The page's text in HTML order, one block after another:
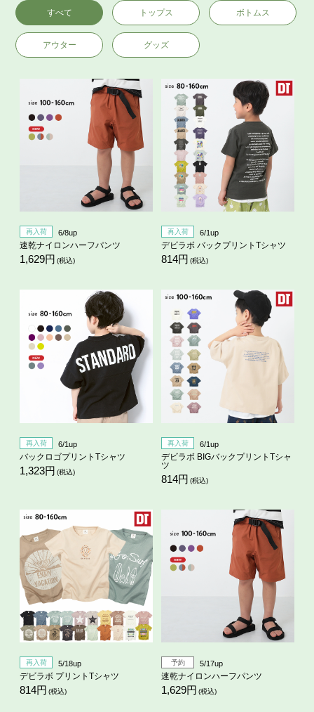
すべて トップス ボトムス
アウター グッズ
再入荷 6/8up
速乾ナイロンハーフパンツ
1,629円 (税込)
再入荷 6/1up
デビラボ バックプリントTシャツ
814円 (税込)
再入荷 6/1up
バックロゴプリントTシャツ
1,323円 (税込)
再入荷 6/1up
デビラボ BIGバックプリントTシャ
ツ
814円 (税込)
再入荷 5/18up
デビラボ プリントTシャツ
814円 (税込)
予約 5/17up
速乾ナイロンハーフパンツ
1,629円 (税込)